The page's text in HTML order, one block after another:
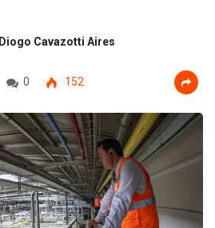
Diogo Cavazotti Aires
0 152